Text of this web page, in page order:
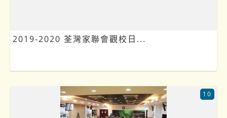
2019-2020 荃灣家聯會觀校日...
10